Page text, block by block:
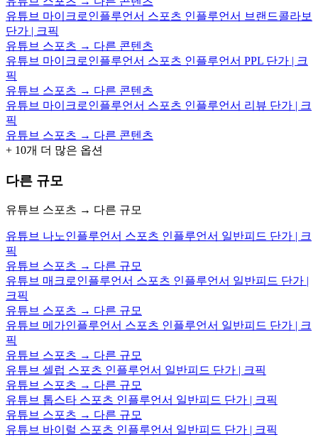
유튜브 마이크로인플루언서 스포츠 인플루언서 브랜드콜라보
단가 | 크픽
유튜브 스포츠 → 다른 콘텐츠
유튜브 마이크로인플루언서 스포츠 인플루언서 PPL 단가 | 크
픽
유튜브 스포츠 → 다른 콘텐츠
유튜브 마이크로인플루언서 스포츠 인플루언서 리뷰 단가 | 크
픽
유튜브 스포츠 → 다른 콘텐츠
+ 10개 더 많은 옵션
다른 규모
유튜브 스포츠 → 다른 규모
유튜브 나노인플루언서 스포츠 인플루언서 일반피드 단가 | 크
픽
유튜브 스포츠 → 다른 규모
유튜브 매크로인플루언서 스포츠 인플루언서 일반피드 단가 |
크픽
유튜브 스포츠 → 다른 규모
유튜브 메가인플루언서 스포츠 인플루언서 일반피드 단가 | 크
픽
유튜브 스포츠 → 다른 규모
유튜브 셀럽 스포츠 인플루언서 일반피드 단가 | 크픽
유튜브 스포츠 → 다른 규모
유튜브 톱스타 스포츠 인플루언서 일반피드 단가 | 크픽
유튜브 스포츠 → 다른 규모
유튜브 바이럴 스포츠 인플루언서 일반피드 단가 | 크픽